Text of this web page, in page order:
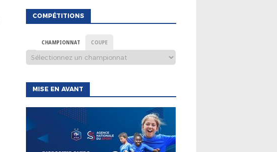
COMPÉTITIONS
CHAMPIONNAT COUPE
MISE EN AVANT